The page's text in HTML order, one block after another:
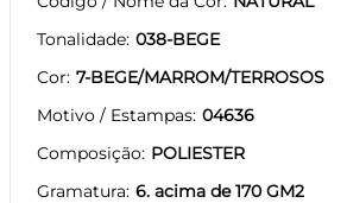
Tonalidade 038-BEGE
Cor 7-BEGE/MARROM/TERROSOS
Motivo / Estampas 04636
Composição POLIESTER
Gramatura 6. acima de 170 GM2